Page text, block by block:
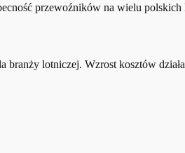
przewoźników na wielu
branży lotniczej. Wzrost kosztów